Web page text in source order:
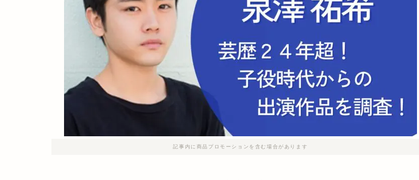
記事内に商品プロモーションを含む場合があります